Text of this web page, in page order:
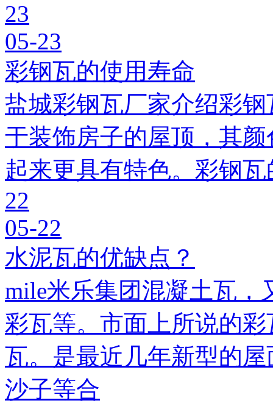
23
05-23
彩钢瓦的使用寿命
盐城彩钢瓦厂家介绍彩
于装饰房子的屋顶，其
起来更具有特色。彩钢
22
05-22
水泥瓦的优缺点？
mile米乐集团混凝土瓦，
彩瓦等。市面上所说的
瓦。是最近几年新型的
沙子等合